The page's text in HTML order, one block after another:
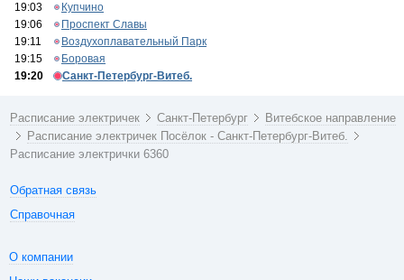
19:03
Купчино
19:06
Проспект Славы
19:11
Воздухоплавательный Парк
19:15
Боровая
19:20
Санкт-Петербург-Витеб.
Расписание электричек Санкт-Петербург
Витебское направление
Расписание электричек Посёлок - Санкт-Петербург-Витеб.
Расписание электрички 6360
Обратная связь
Справочная
О компании